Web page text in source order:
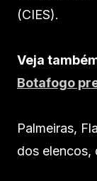
(CIES).
Veja
Botafogo
Palmeiras,
dos elencos,